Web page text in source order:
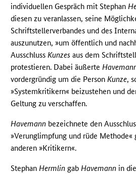
individuellen Gespräch mit Stephan
diesen zu veranlassen, seine
Schriftstellerverbandes und des
auszunutzen, »um öffentlich und
AusschlussKunzes aus dem
protestieren. Dabei äußerte
vordergründig um die PersonKunze,
»Systemkritikern« beizustehen und
Geltung zu verschaffen.
Havemann bezeichnete den
»Verunglimpfung und rüde
anderen »Kritikern«.
StephanHermlin gabHavemann in